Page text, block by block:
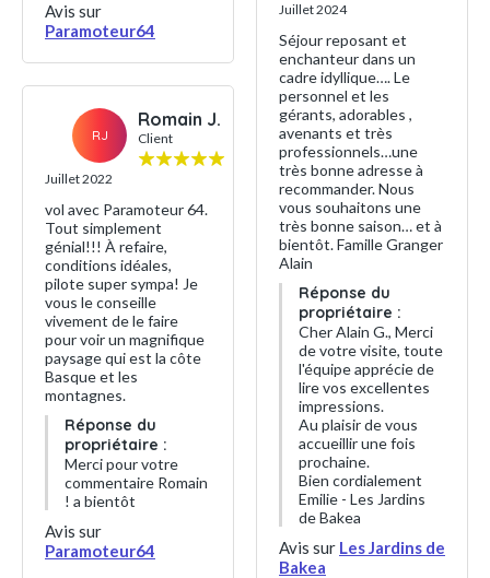
Avis sur
Paramoteur64
RJ
Romain J.
Client
Juillet 2022
vol avec Paramoteur 64.
Tout simplement
génial!!! À refaire,
conditions idéales,
pilote super sympa! Je
vous le conseille
vivement de le faire
pour voir un magnifique
paysage qui est la côte
Basque et les
montagnes.
Réponse du
propriétaire :
Merci pour votre
commentaire Romain
! a bientôt
Avis sur
Paramoteur64
Juillet 2024
Séjour reposant et
enchanteur dans un
cadre idyllique…. Le
personnel et les
gérants, adorables ,
avenants et très
professionnels…une
très bonne adresse à
recommander. Nous
vous souhaitons une
très bonne saison… et à
bientôt. Famille Granger
Alain
Réponse du
propriétaire :
Cher Alain G., Merci
de votre visite, toute
l'équipe apprécie de
lire vos excellentes
impressions.
Au plaisir de vous
accueillir une fois
prochaine.
Bien cordialement
Emilie - Les Jardins
de Bakea
Avis sur Les Jardins de
Bakea